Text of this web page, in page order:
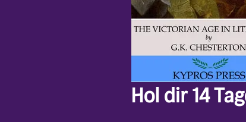
Hol dir 14